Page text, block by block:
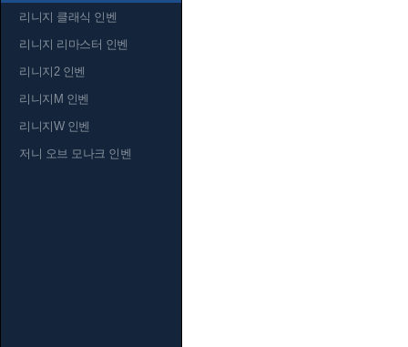
리니지 클래식 인벤
리니지 리마스터 인벤
리니지2 인벤
리니지M 인벤
리니지W 인벤
저니 오브 모나크 인벤